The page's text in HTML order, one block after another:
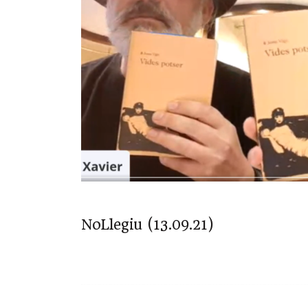
NoLlegiu (13.09.21)